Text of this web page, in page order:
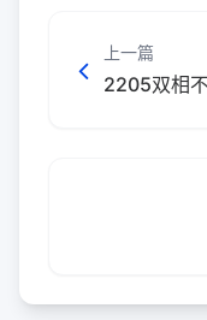
上一篇
2205双相